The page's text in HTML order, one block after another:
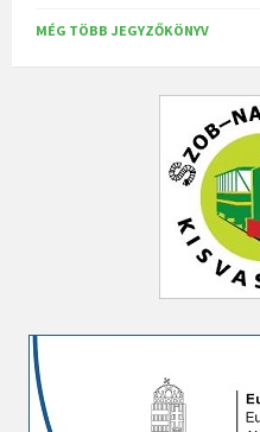
MÉG TÖBB JEGYZŐKÖNYV